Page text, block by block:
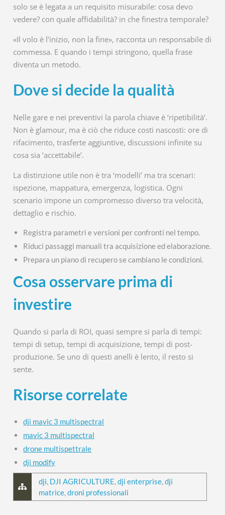
solo se è legata a un requisito misurabile: cosa devo
vedere? con quale affidabilità? in che finestra temporale?
«Il volo è l’inizio, non la fine», racconta un responsabile di
commessa. E quando i tempi stringono, quella frase
diventa un metodo.
Dove si decide la qualità
Nelle gare e nei preventivi la parola chiave è ‘ripetibilità’.
Non è glamour, ma è ciò che riduce costi nascosti: ore di
rifacimento, trasferte aggiuntive, discussioni infinite su
cosa sia ‘accettabile’.
La distinzione utile non è tra ‘modelli’ ma tra scenari:
ispezione, mappatura, emergenza, logistica. Ogni
scenario impone un compromesso diverso tra velocità,
dettaglio e rischio.
Registra parametri e versioni per confronti nel tempo.
Riduci passaggi manuali tra acquisizione ed elaborazione.
Prepara un piano di recupero se cambiano le condizioni.
Cosa osservare prima di
investire
Quando si parla di ROI, quasi sempre si parla di tempi:
tempi di setup, tempi di acquisizione, tempi di post-
produzione. Se uno di questi anelli è lento, il resto si
sente.
Risorse correlate
dji mavic 3 multispectral
mavic 3 multispectral
drone multispettrale
dji modify
dji, DJI AGRICULTURE,dji enterprise,dji
matrice,droni professionali